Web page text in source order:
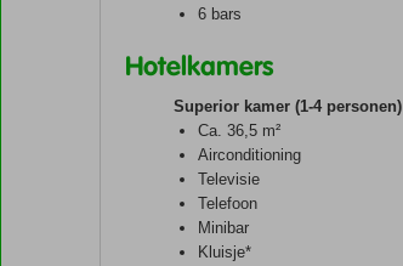
6 bars
Hotelkamers
Superior kamer (1-4 personen)
Ca. 36,5 m²
Airconditioning
Televisie
Telefoon
Minibar
Kluisje*